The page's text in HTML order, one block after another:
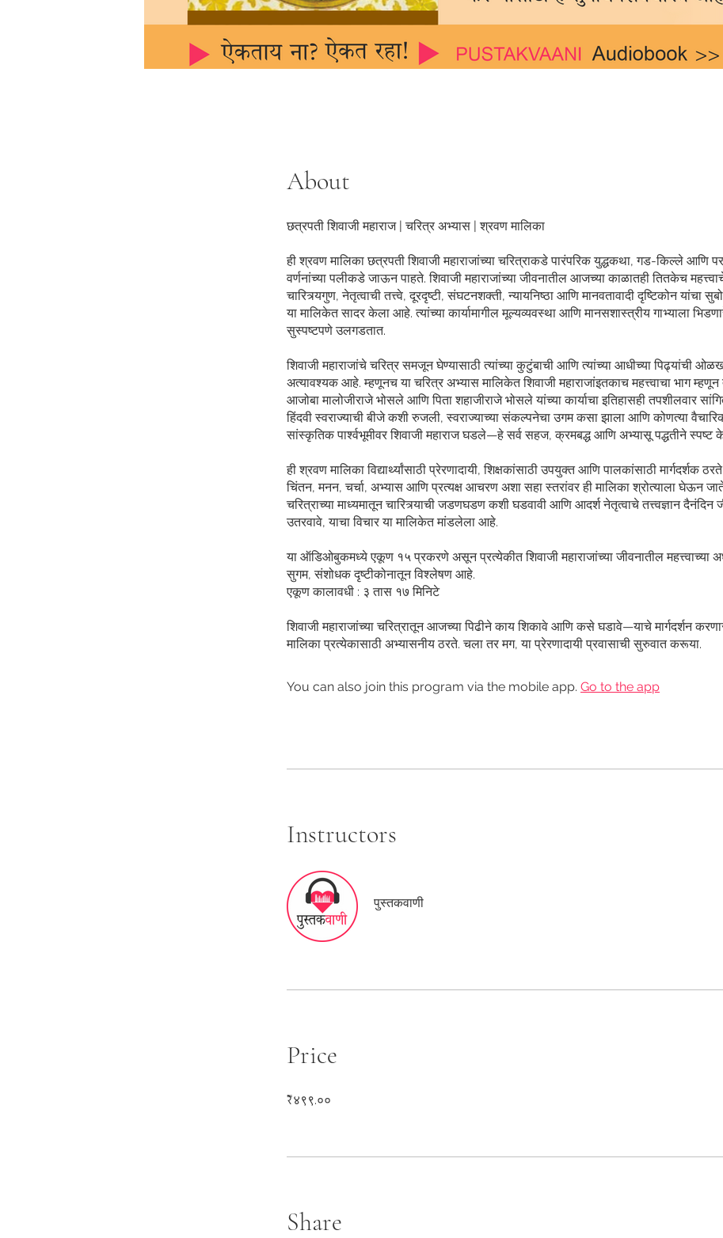
About
छत्रपती शिवाजी महाराज | चरित्र अभ्यास | श्रवण मालिका
ही श्रवण मालिका छत्रपती शिवाजी महाराजांच्या चरित्राकडे पारंपरिक युद्धकथा, गड-किल्ले आणि
वर्णनांच्या पलीकडे जाऊन पाहते. शिवाजी महाराजांच्या जीवनातील आजच्या काळातही तितकेच
चारित्र्यगुण, नेतृत्वाची तत्त्वे, दूरदृष्टी, संघटनशक्ती, न्यायनिष्ठा आणि मानवतावादी दृष्टिकोन यांचा
या मालिकेत सादर केला आहे. त्यांच्या कार्यामागील मूल्यव्यवस्था आणि मानसशास्त्रीय गाभ्याला
सुस्पष्टपणे उलगडतात.
शिवाजी महाराजांचे चरित्र समजून घेण्यासाठी त्यांच्या कुटुंबाची आणि त्यांच्या आधीच्या पिढ्यांची
अत्यावश्यक आहे. म्हणूनच या चरित्र अभ्यास मालिकेत शिवाजी महाराजांइतकाच महत्त्वाचा भाग म्हणून
आजोबा मालोजीराजे भोसले आणि पिता शहाजीराजे भोसले यांच्या कार्याचा इतिहासही तपशीलवार
हिंदवी स्वराज्याची बीजे कशी रुजली, स्वराज्याच्या संकल्पनेचा उगम कसा झाला आणि कोणत्या
सांस्कृतिक पार्श्वभूमीवर शिवाजी महाराज घडले—हे सर्व सहज, क्रमबद्ध आणि अभ्यासू पद्धतीने
ही श्रवण मालिका विद्यार्थ्यांसाठी प्रेरणादायी, शिक्षकांसाठी उपयुक्त आणि पालकांसाठी मार्गदर्शक
चिंतन, मनन, चर्चा, अभ्यास आणि प्रत्यक्ष आचरण अशा सहा स्तरांवर ही मालिका श्रोत्याला घेऊन
चरित्राच्या माध्यमातून चारित्र्याची जडणघडण कशी घडवावी आणि आदर्श नेतृत्वाचे तत्त्वज्ञान
उतरवावे, याचा विचार या मालिकेत मांडलेला आहे.
या ऑडिओबुकमध्ये एकूण १५ प्रकरणे असून प्रत्येकीत शिवाजी महाराजांच्या जीवनातील महत्त्वाच्या
सुगम, संशोधक दृष्टीकोनातून विश्लेषण आहे.
एकूण कालावधी : ३ तास १७ मिनिटे
शिवाजी महाराजांच्या चरित्रातून आजच्या पिढीने काय शिकावे आणि कसे घडावे—याचे मार्गदर्शन
मालिका प्रत्येकासाठी अभ्यासनीय ठरते. चला तर मग, या प्रेरणादायी प्रवासाची सुरुवात करूया.
You can also join this program via the mobile app. Go to the app
Instructors
पुस्तकवाणी
Price
₹४९९.००
Share